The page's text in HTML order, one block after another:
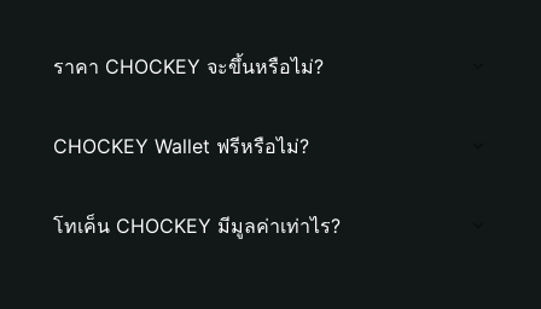
ราคา CHOCKEY จะขึ้นหรือไม่?
CHOCKEY Wallet ฟรีหรือไม่?
โทเค็น CHOCKEY มีมูลค่าเท่าไร?